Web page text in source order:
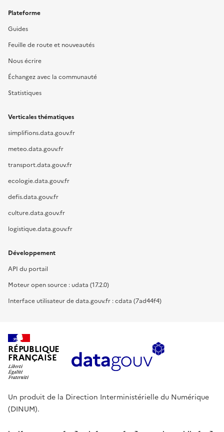
Plateforme
Guides
Feuille de route et nouveautés
Nous écrire
Échangez avec la communauté
Statistiques
Verticales thématiques
simplifions.data.gouv.fr
meteo.data.gouv.fr
transport.data.gouv.fr
ecologie.data.gouv.fr
defis.data.gouv.fr
culture.data.gouv.fr
logistique.data.gouv.fr
Développement
API du portail
Moteur open source : udata (17.2.0)
Interface utilisateur de data.gouv.fr : cdata (7ad44f4)
RÉPUBLIQUE
FRANÇAISE
Un produit de la Direction Interministérielle du Numérique
(DINUM).